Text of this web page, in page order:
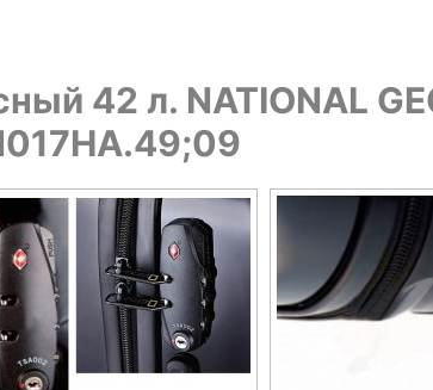
42 л. NATIONAL